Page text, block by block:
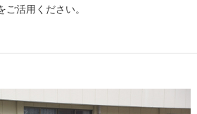
活用ください。